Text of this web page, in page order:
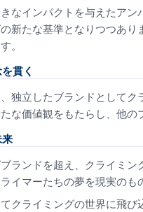
なインパクトを与えたア
新たな基準となりつつあ
。
貫く
独立したブランドとして
な価値観をもたらし、他の
来
ランドを超え、クライミ
イマーたちの夢を現実のも
クライミングの世界に飛